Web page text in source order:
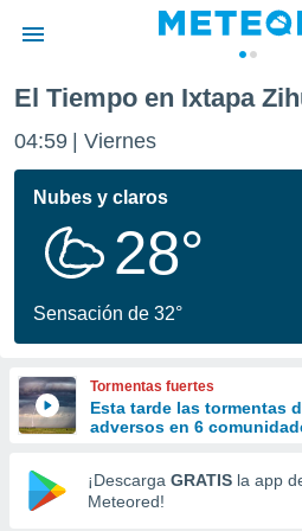
de
por
se
calidad.
a este
las
y
forma
digital
basada
El Tiempo en Ixtapa
04:59 Viernes
Nubes y claros
28°
Sensación de 32°
Tormentas fuertes
Esta tarde las tormentas
adversos en 6
¡Descarga GRATIS la app
Meteored!